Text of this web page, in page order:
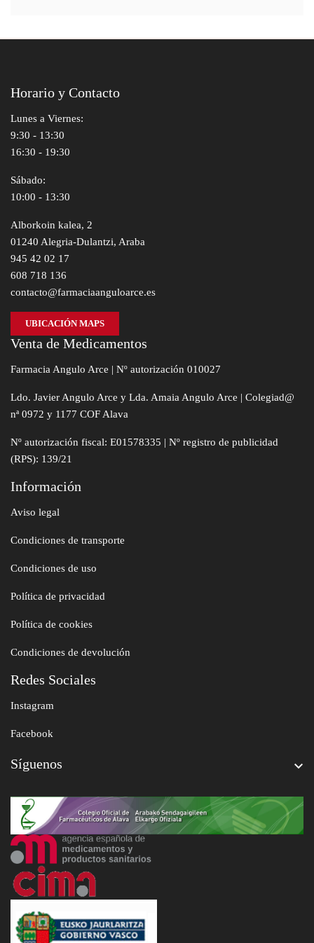
Horario y Contacto
Lunes a Viernes:
9:30 - 13:30
16:30 - 19:30
Sábado:
10:00 - 13:30
Alborkoin kalea, 2
01240 Alegria-Dulantzi, Araba
945 42 02 17
608 718 136
contacto@farmaciaanguloarce.es
UBICACIÓN MAPS
Venta de Medicamentos
Farmacia Angulo Arce | Nº autorización 010027
Ldo. Javier Angulo Arce y Lda. Amaia Angulo Arce | Colegiad@
nª 0972 y 1177 COF Alava
Nº autorización fiscal: E01578335 | Nº registro de publicidad
(RPS): 139/21
Información
Aviso legal
Condiciones de transporte
Condiciones de uso
Política de privacidad
Política de cookies
Condiciones de devolución
Redes Sociales
Instagram
Facebook
Síguenos 